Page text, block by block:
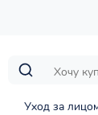
Уход за